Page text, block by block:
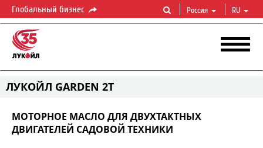
Глобальный бизнес Россия RU
ЛУКОЙЛ GARDEN 2Т
МОТОРНОЕ МАСЛО ДЛЯ ДВУХТАКТНЫХ
ДВИГАТЕЛЕЙ САДОВОЙ ТЕХНИКИ